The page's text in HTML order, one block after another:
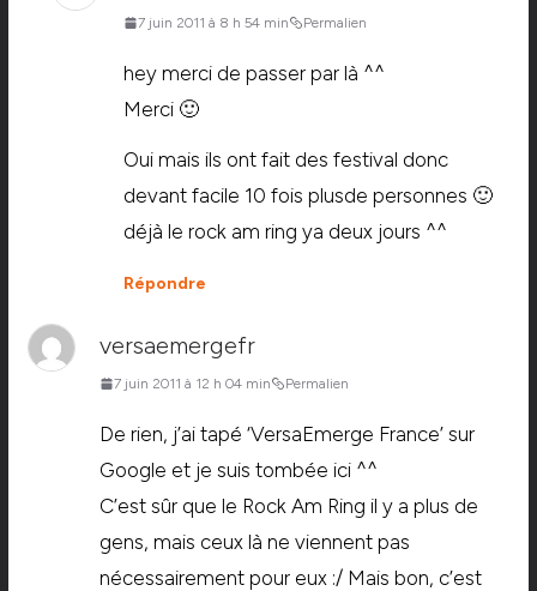
7 juin 2011 à 8 h 54 min Permalien
hey merci de passer par là ^^
Merci 🙂
Oui mais ils ont fait des festival donc
devant facile 10 fois plusde personnes 🙂
déjà le rock am ring ya deux jours ^^
Répondre
versaemergefr
7 juin 2011 à 12 h 04 min Permalien
De rien, j’ai tapé ‘VersaEmerge France’ sur
Google et je suis tombée ici ^^
C’est sûr que le Rock Am Ring il y a plus de
gens, mais ceux là ne viennent pas
nécessairement pour eux :/ Mais bon, c’est